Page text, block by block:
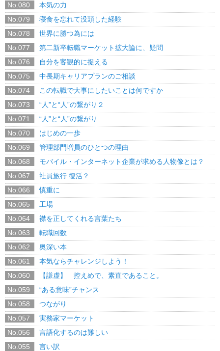
No.080
本気の力
No.079
寝食を忘れて没頭した経験
No.078
世界に勝つ為には
No.077
第二新卒転職マーケット拡大論に、疑問
No.076
自分を客観的に捉える
No.075
中長期キャリアプランのご相談
No.074
この転職で大事にしたいことは何ですか
No.073
“人”と“人”の繋がり２
No.071
“人”と“人”の繋がり
No.070
はじめの一歩
No.069
管理部門増員のひとつの理由
No.068
モバイル・インターネット企業が求める人物像とは？
No.067
社員旅行 復活？
No.066
慎重に
No.065
工場
No.064
襟を正してくれる言葉たち
No.063
転職回数
No.062
奥深い本
No.061
本気ならチャレンジしよう！
No.060
【謙虚】 控えめで、素直であること。
No.059
“ある意味”チャンス
No.058
つながり
No.057
実務家マーケット
No.056
言語化するのは難しい
No.055
言い訳